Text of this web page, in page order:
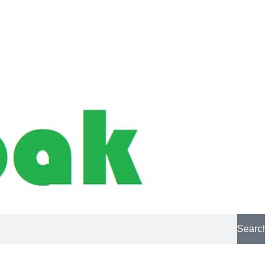
Search